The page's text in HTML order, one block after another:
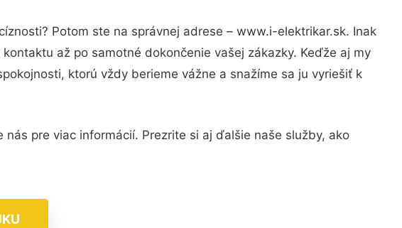
Potom ste na správnej adrese – www.i-elektrikar.sk. Inak
až po samotné dokončenie vašej zákazky. Keďže aj my
ktorú vždy berieme vážne a snažíme sa ju vyriešiť k
pre viac informácií. Prezrite si aj ďalšie naše služby, ako